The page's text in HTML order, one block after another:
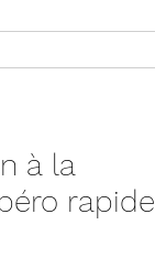
à la
rapide